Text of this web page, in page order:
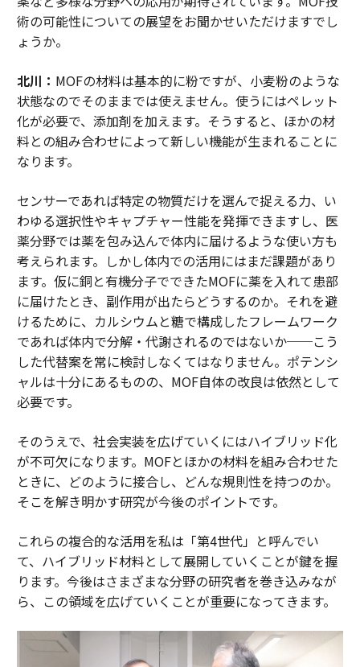
術の可能性についての展望をお聞かせいただけますでし
ょうか。
北川： MOFの材料は基本的に粉ですが、小麦粉のような
状態なのでそのままでは使えません。使うにはペレット
化が必要で、添加剤を加えます。そうすると、ほかの材
料との組み合わせによって新しい機能が生まれることに
なります。
センサーであれば特定の物質だけを選んで捉える力、い
わゆる選択性やキャプチャー性能を発揮できますし、医
薬分野では薬を包み込んで体内に届けるような使い方も
考えられます。しかし体内での活用にはまだ課題があり
ます。仮に銅と有機分子でできたMOFに薬を入れて患部
に届けたとき、副作用が出たらどうするのか。それを避
けるために、カルシウムと糖で構成したフレームワーク
であれば体内で分解・代謝されるのではないか──こう
した代替案を常に検討しなくてはなりません。ポテンシ
ャルは十分にあるものの、MOF自体の改良は依然として
必要です。
そのうえで、社会実装を広げていくにはハイブリッド化
が不可欠になります。MOFとほかの材料を組み合わせた
ときに、どのように接合し、どんな規則性を持つのか。
そこを解き明かす研究が今後のポイントです。
これらの複合的な活用を私は「第4世代」と呼んでい
て、ハイブリッド材料として展開していくことが鍵を握
ります。今後はさまざまな分野の研究者を巻き込みなが
ら、この領域を広げていくことが重要になってきます。